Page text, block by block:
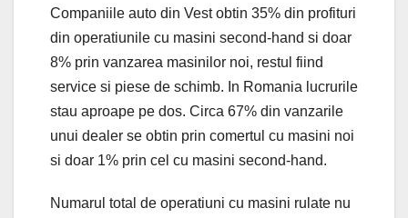
Companiile auto din Vest obtin 35% din profituri
din operatiunile cu masini second-hand si doar
8% prin vanzarea masinilor noi, restul fiind
service si piese de schimb. In Romania lucrurile
stau aproape pe dos. Circa 67% din vanzarile
unui dealer se obtin prin comertul cu masini noi
si doar 1% prin cel cu masini second-hand.
Numarul total de operatiuni cu masini rulate nu